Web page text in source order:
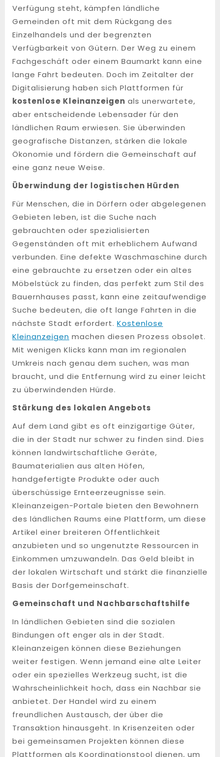
Verfügung steht, kämpfen ländliche
Gemeinden oft mit dem Rückgang des
Einzelhandels und der begrenzten
Verfügbarkeit von Gütern. Der Weg zu einem
Fachgeschäft oder einem Baumarkt kann eine
lange Fahrt bedeuten. Doch im Zeitalter der
Digitalisierung haben sich Plattformen für
kostenlose Kleinanzeigen als unerwartete,
aber entscheidende Lebensader für den
ländlichen Raum erwiesen. Sie überwinden
geografische Distanzen, stärken die lokale
Ökonomie und fördern die Gemeinschaft auf
eine ganz neue Weise.
Überwindung der logistischen Hürden
Für Menschen, die in Dörfern oder abgelegenen
Gebieten leben, ist die Suche nach
gebrauchten oder spezialisierten
Gegenständen oft mit erheblichem Aufwand
verbunden. Eine defekte Waschmaschine durch
eine gebrauchte zu ersetzen oder ein altes
Möbelstück zu finden, das perfekt zum Stil des
Bauernhauses passt, kann eine zeitaufwendige
Suche bedeuten, die oft lange Fahrten in die
nächste Stadt erfordert. Kostenlose
Kleinanzeigen machen diesen Prozess obsolet.
Mit wenigen Klicks kann man im regionalen
Umkreis nach genau dem suchen, was man
braucht, und die Entfernung wird zu einer leicht
zu überwindenden Hürde.
Stärkung des lokalen Angebots
Auf dem Land gibt es oft einzigartige Güter,
die in der Stadt nur schwer zu finden sind. Dies
können landwirtschaftliche Geräte,
Baumaterialien aus alten Höfen,
handgefertigte Produkte oder auch
überschüssige Ernteerzeugnisse sein.
Kleinanzeigen-Portale bieten den Bewohnern
des ländlichen Raums eine Plattform, um diese
Artikel einer breiteren Öffentlichkeit
anzubieten und so ungenutzte Ressourcen in
Einkommen umzuwandeln. Das Geld bleibt in
der lokalen Wirtschaft und stärkt die finanzielle
Basis der Dorfgemeinschaft.
Gemeinschaft und Nachbarschaftshilfe
In ländlichen Gebieten sind die sozialen
Bindungen oft enger als in der Stadt.
Kleinanzeigen können diese Beziehungen
weiter festigen. Wenn jemand eine alte Leiter
oder ein spezielles Werkzeug sucht, ist die
Wahrscheinlichkeit hoch, dass ein Nachbar sie
anbietet. Der Handel wird zu einem
freundlichen Austausch, der über die
Transaktion hinausgeht. In Krisenzeiten oder
bei gemeinsamen Projekten können diese
Plattformen als Koordinationstool dienen, um